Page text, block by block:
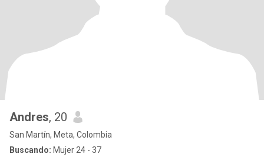
Andres, 20
San Martín, Meta, Colombia
Buscando: Mujer 24 - 37